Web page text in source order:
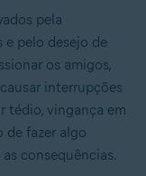
pela
e pelo desejo de
os amigos,
interrupções
tédio, vingança em
de fazer algo
consequências.